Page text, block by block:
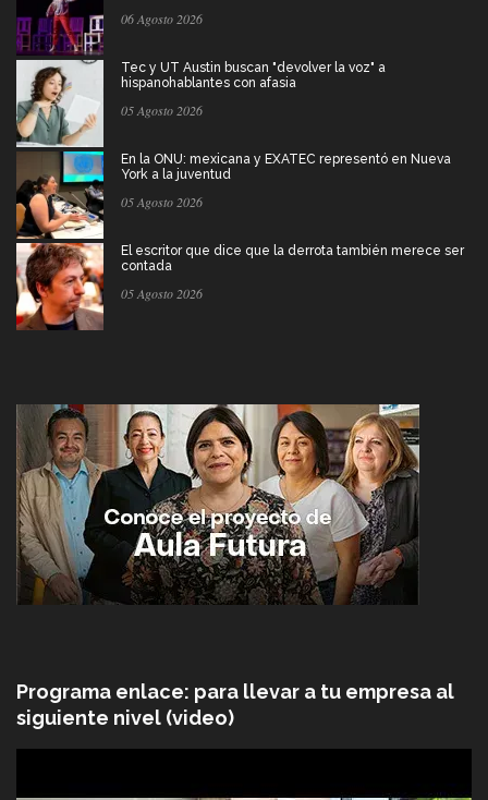
06 Agosto 2026
Tec y UT Austin buscan "devolver la voz" a
hispanohablantes con afasia
05 Agosto 2026
En la ONU: mexicana y EXATEC representó en Nueva
York a la juventud
05 Agosto 2026
El escritor que dice que la derrota también merece ser
contada
05 Agosto 2026
Programa enlace: para llevar a tu empresa al
siguiente nivel (video)